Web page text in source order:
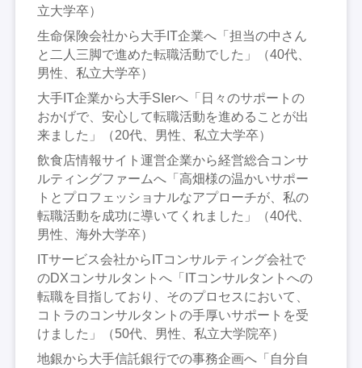
立大学卒）
生命保険会社から大手IT企業へ「担当の中さん
と二人三脚で進めた転職活動でした」（40代、
男性、私立大学卒）
大手IT企業から大手SIerへ「日々のサポートの
おかげで、安心して転職活動を進めることが出
来ました」（20代、男性、私立大学卒）
飲食店情報サイト運営企業から経営総合コンサ
ルティングファームへ「高畑様の温かいサポー
トとプロフェッショナルなアプローチが、私の
転職活動を成功に導いてくれました」（40代、
男性、海外大学卒）
ITサービス会社からITコンサルティング会社で
のDXコンサルタントへ「ITコンサルタントへの
転職を目指しており、そのプロセスにおいて、
コトラのコンサルタントの手厚いサポートを受
けました」（50代、男性、私立大学院卒）
地銀から大手信託銀行での事務企画へ「自分自